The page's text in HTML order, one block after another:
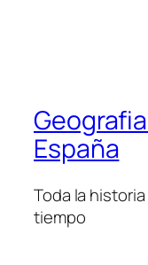
España
Toda la
tiempo